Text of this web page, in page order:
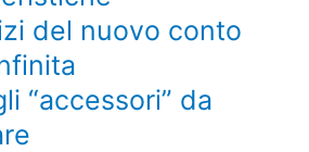
del nuovo conto
“accessori” da